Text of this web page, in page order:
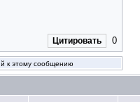
Цитировать 0
к этому сообщению